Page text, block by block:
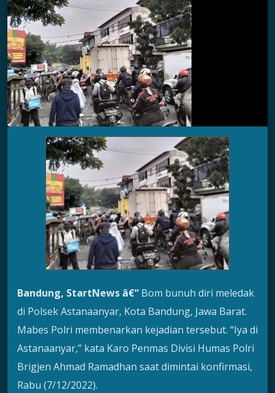
Bandung, StartNews â€“ Bom bunuh diri meledak
di Polsek Astanaanyar, Kota Bandung, Jawa Barat.
Mabes Polri membenarkan kejadian tersebut. “Iya di
Astanaanyar,” kata Karo Penmas Divisi Humas Polri
Brigjen Ahmad Ramadhan saat dimintai konfirmasi,
Rabu (7/12/2022).